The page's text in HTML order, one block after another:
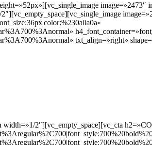
txt_align=»right»
2″][vc_empty_space][vc_cta